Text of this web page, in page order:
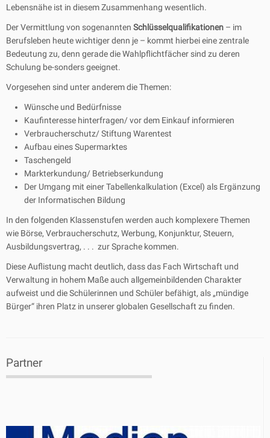
Lebensnähe ist in diesem Zusammenhang wesentlich.
Der Vermittlung von sogenannten Schlüsselqualifikationen – im
Berufsleben heute wichtiger denn je – kommt hierbei eine zentrale
Bedeutung zu, denn gerade die Wahlpflichtfächer sind zu deren
Schulung be-sonders geeignet.
Vorgesehen sind unter anderem die Themen:
Wünsche und Bedürfnisse
Kaufinteresse hinterfragen/ vor dem Einkauf informieren
Verbraucherschutz/ Stiftung Warentest
Aufbau eines Supermarktes
Taschengeld
Markterkundung/ Betriebserkundung
Der Umgang mit einer Tabellenkalkulation (Excel) als Ergänzung
der Informatischen Bildung
In den folgenden Klassenstufen werden auch komplexere Themen
wie Börse, Verbraucherschutz, Werbung, Konjunktur, Steuern,
Ausbildungsvertrag, . . . zur Sprache kommen.
Diese Auflistung macht deutlich, dass das Fach Wirtschaft und
Verwaltung in hohem Maße auch allgemeinbildenden Charakter
aufweist und die Schülerinnen und Schüler befähigt, als „mündige
Bürger“ ihren Platz in unserer globalen Gesellschaft zu finden.
Partner